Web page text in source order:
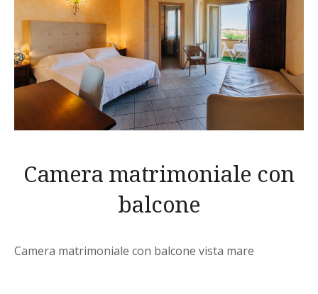
Camera matrimoniale con
balcone
Camera matrimoniale con balcone vista mare